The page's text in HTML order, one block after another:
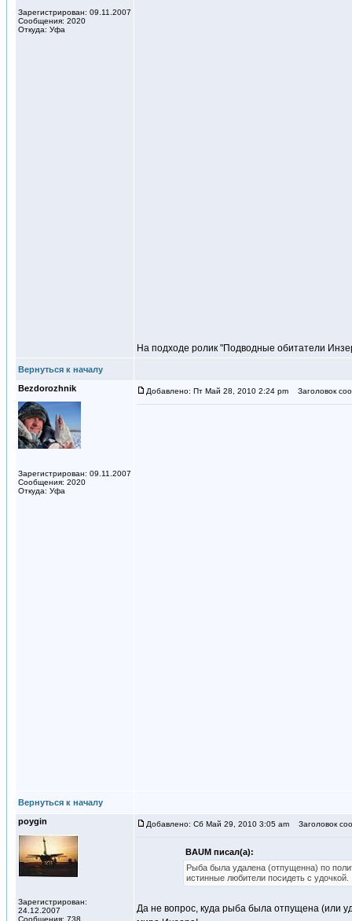
Зарегистрирован: 09.11.2007
Сообщения: 2020
Откуда: Уфа
На подходе ролик "Подводные обитатели
Вернуться к началу
Bezdorozhnik
Зарегистрирован: 09.11.2007
Сообщения: 2020
Откуда: Уфа
Добавлено: Пт Май 28, 2010 2:24 pm Заголовок
Вернуться к началу
poygin
Зарегистрирован:
24.12.2007
Сообщения: 738
Добавлено: Сб Май 29, 2010 3:05 am Заголовок
BAUM писал(а):
Рыба была удалена (отпущенна) по
истинные любители посидеть с удочкой.
Да не вопрос, куда рыба была отпущена (или